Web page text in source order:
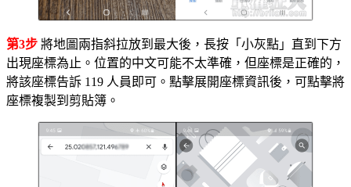
第3步 將地圖兩指斜拉放到最大後，長按「小灰點」直到下方
出現座標為止。位置的中文可能不太準確，但座標是正確的，
將該座標告訴 119 人員即可。點擊展開座標資訊後，可點擊將
座標複製到剪貼簿。